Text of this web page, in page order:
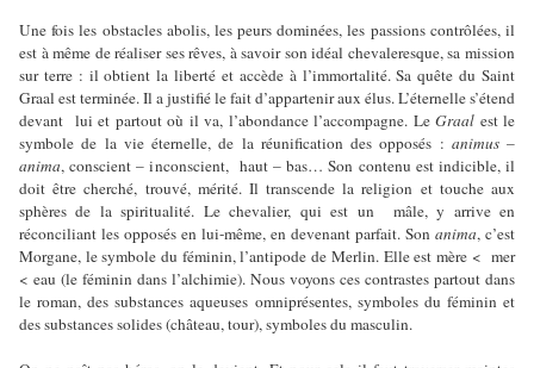
Une fois les obstacles abolis, les peurs dominées, les passions contrôlées, il
est à même de réaliser ses rêves, à savoir son idéal chevaleresque, sa mission
sur terre : il obtient la liberté et accède à l’immortalité. Sa quête du Saint
Graal est terminée. Il a justifié le fait d’appartenir aux élus. L’éternelle s’étend
devant lui et partout où il va, l’abondance l’accompagne. LeGraal est le
symbole de la vie éternelle, de la réunification des opposés : animus–
anima, conscient – inconscient, haut – bas… Son contenu est indicible, il
doit être cherché, trouvé, mérité. Il transcende la religion et touche aux
sphères de la spiritualité. Le chevalier, qui est un mâle, y arrive en
réconciliant les opposés en lui-même, en devenant parfait. Son anima, c’est
Morgane, le symbole du féminin, l’antipode de Merlin. Elle est mère < mer
< eau (le féminin dans l’alchimie). Nous voyons ces contrastes partout dans
le roman, des substances aqueuses omniprésentes, symboles du féminin et
des substances solides (château, tour), symboles du masculin.